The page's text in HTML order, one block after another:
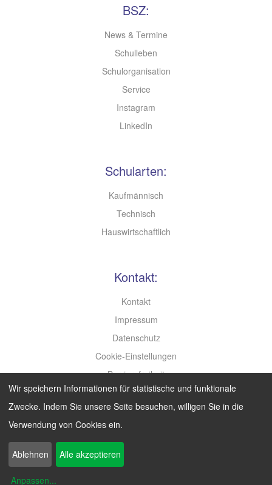
BSZ:
News & Termine
Schulleben
Schulorganisation
Service
Instagram
LinkedIn
Schularten:
Kaufmännisch
Technisch
Hauswirtschaftlich
Kontakt:
Kontakt
Impressum
Datenschutz
Cookie-Einstellungen
Barrierefreiheit
Leichte Sprache
Wir speichern Informationen für statistische und funktionale
Zwecke. Indem Sie unsere Seite besuchen, willigen Sie in die
Verwendung von Cookies ein.
Anpassen...
Ablehnen Alle akzeptieren